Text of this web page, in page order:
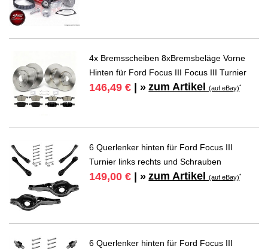
4x Bremsscheiben 8xBremsbeläge Vorne
Hinten für Ford Focus III Focus III Turnier
146,49 € | » zum Artikel(auf eBay)*
6 Querlenker hinten für Ford Focus III
Turnier links rechts und Schrauben
149,00 € | » zum Artikel(auf eBay)*
6 Querlenker hinten für Ford Focus III